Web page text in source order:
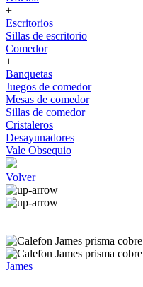
+
Escritorios
Sillas de escritorio
Comedor
+
Banquetas
Juegos de comedor
Mesas de comedor
Sillas de comedor
Cristaleros
Desayunadores
Vale Obsequio
Volver
James